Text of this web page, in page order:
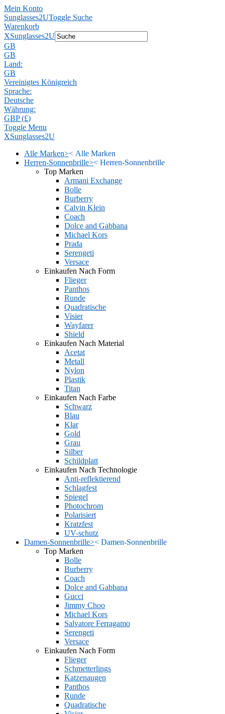
Mein Konto
Sunglasses2UToggle Suche
Warenkorb
XSunglasses2U
GB
GB
Land:
GB
Vereinigtes Königreich
Sprache:
Deutsche
Währung:
GBP (£)
Toggle Menu
XSunglasses2U
Alle Marken>< Alle Marken
Herren-Sonnenbrille>< Herren-Sonnenbrille
Top Marken
Armani Exchange
Bolle
Burberry
Calvin Klein
Coach
Dolce and Gabbana
Michael Kors
Prada
Serengeti
Versace
Einkaufen Nach Form
Flieger
Panthos
Runde
Quadratische
Visier
Wayfarer
Shield
Einkaufen Nach Material
Acetat
Metall
Nylon
Plastik
Titan
Einkaufen Nach Farbe
Schwarz
Blau
Klar
Gold
Grau
Silber
Schildplatt
Einkaufen Nach Technologie
Anti-reflektierend
Schlagfest
Spiegel
Photochrom
Polarisiert
Kratzfest
UV-schutz
Damen-Sonnenbrille>< Damen-Sonnenbrille
Top Marken
Bolle
Burberry
Coach
Dolce and Gabbana
Gucci
Jimmy Choo
Michael Kors
Salvatore Ferragamo
Serengeti
Versace
Einkaufen Nach Form
Flieger
Schmetterlings
Katzenaugen
Panthos
Runde
Quadratische